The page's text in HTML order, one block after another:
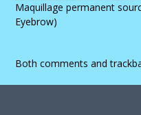
Maquillage permanent
Eyebrow)
Both comments and